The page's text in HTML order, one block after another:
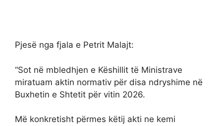
Pjesë nga fjala e Petrit Malajt:
“Sot në mbledhjen e Këshillit të Ministrave
miratuam aktin normativ për disa ndryshime në
Buxhetin e Shtetit për vitin 2026.
Më konkretisht përmes këtij akti ne kemi